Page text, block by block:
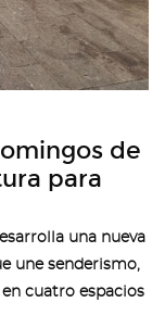
de
para
una nueva
une senderismo,
cuatro espacios